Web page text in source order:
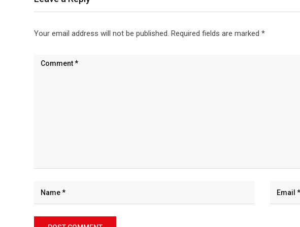
Your email address will not be published. Required fields are marked *